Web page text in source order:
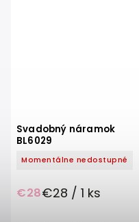
Svadobný náramok
BL6029
Momentálne nedostupné
€28€28 / 1 ks